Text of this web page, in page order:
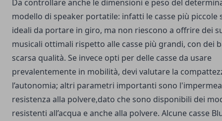
Da controllare anche le dimensioni e peso del
modello di speaker portatile: infatti le casse più piccole
ideali da portare in giro, ma non riescono a offrire dei
musicali ottimali rispetto alle casse più grandi, con dei
scarsa qualità. Se invece opti per delle casse da usare
prevalentemente in mobilità, devi valutare la
l’autonomia; altri parametri importanti sono
resistenza alla polvere,dato che sono disponibili dei
resistenti all’acqua e anche alla polvere. Alcune casse